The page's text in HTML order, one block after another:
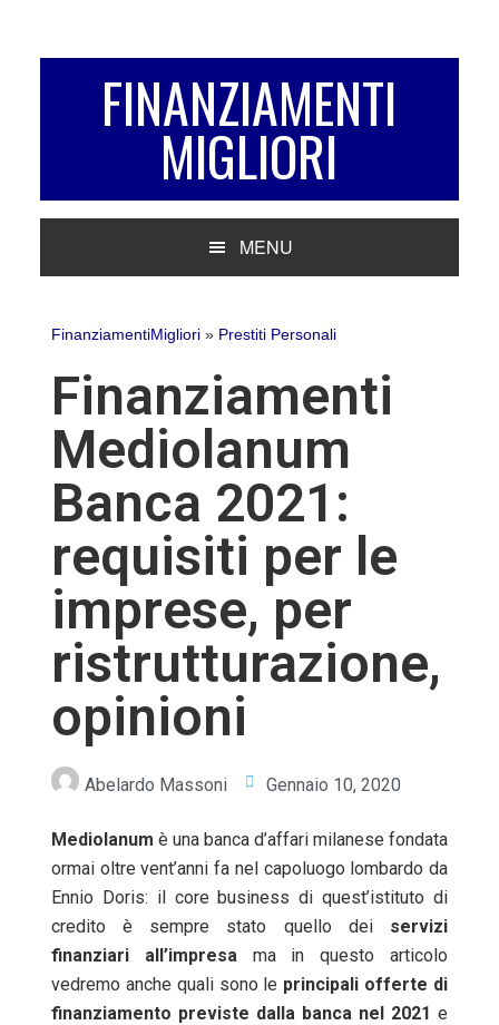
FINANZIAMENTI
MIGLIORI
MENU
FinanziamentiMigliori» Prestiti Personali
Finanziamenti
Mediolanum
Banca 2021:
requisiti per le
imprese, per
ristrutturazione,
opinioni
Abelardo Massoni Gennaio 10, 2020
Mediolanum è una banca d’affari milanese fondata
ormai oltre vent’anni fa nel capoluogo lombardo da
Ennio Doris: il core business di quest’istituto di
credito è sempre stato quello dei servizi
finanziari all’impresama in questo articolo
vedremo anche quali sono le principali offerte di
finanziamento previste dalla banca nel 2021e